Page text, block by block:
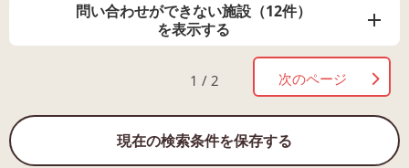
問い合わせができない施設（12件）
を表示する
1 / 2 次のページ
現在の検索条件を保存する